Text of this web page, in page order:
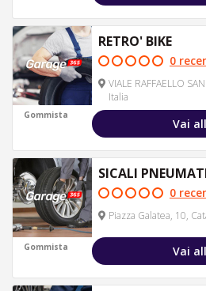
Gommista
RETRO' BIKE
0
VIALE RAFFAELLO
Italia
Vai
Gommista
SICALI
0
Piazza Galatea, 10,
Vai